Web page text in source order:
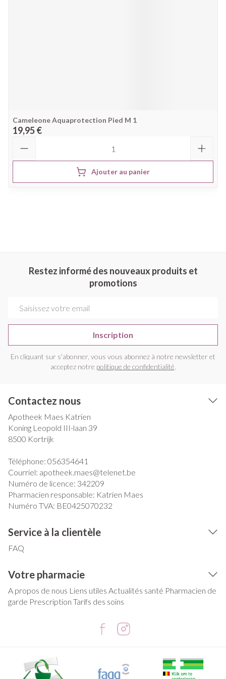
Cameleone Aquaprotection Pied M 1
19,95 €
Ajouter au panier
Restez informé des nouveaux produits et
promotions
Inscription
En cliquant sur s'abonner, vous vous abonnez à notre newsletter et
acceptez notre politique de confidentialité.
Contactez nous
Apotheek Maes Katrien
Koning Leopold III-laan 39
8500 Kortrijk
Téléphone: 056354641
Courriel: apotheek.maes@telenet.be
Numéro de licence: 342209
Pharmacien responsable: Katrien Maes
Numéro TVA: BE0425070232
Service à la clientèle
FAQ
Votre pharmacie
A propos de nous Liens utiles Actualités santé Pharmacien de
garde Prescription Tarifs des soins